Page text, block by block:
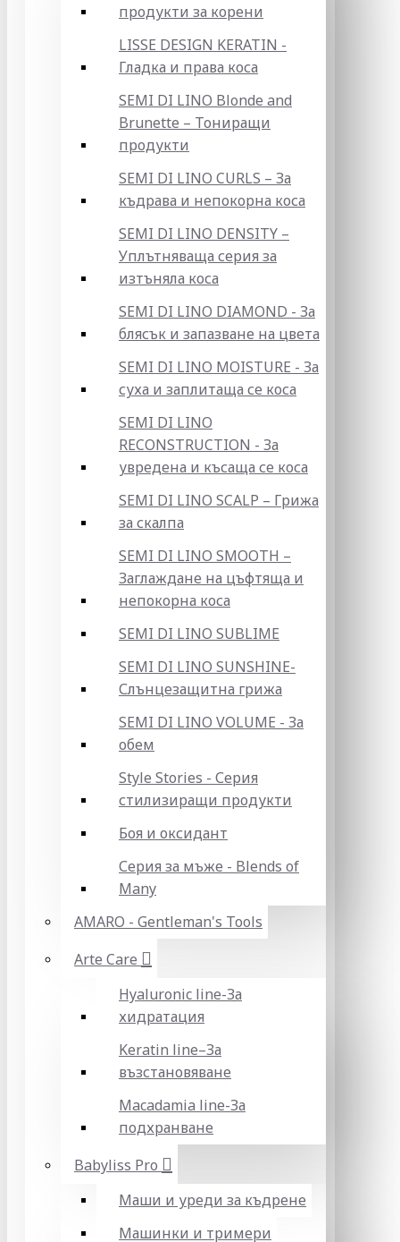
продукти за корени
LISSE DESIGN KERATIN -
Гладка и права коса
SEMI DI LINO Blonde and
Brunette – Тониращи
продукти
SEMI DI LINO CURLS – За
къдрава и непокорна коса
SEMI DI LINO DENSITY –
Уплътняваща серия за
изтъняла коса
SEMI DI LINO DIAMOND - За
блясък и запазване на цвета
SEMI DI LINO MOISTURE - За
суха и заплитаща се коса
SEMI DI LINO
RECONSTRUCTION - За
увредена и късаща се коса
SEMI DI LINO SCALP – Грижа
за скалпа
SEMI DI LINO SMOOTH –
Заглаждане на цъфтяща и
непокорна коса
SEMI DI LINO SUBLIME
SEMI DI LINO SUNSHINE-
Слънцезащитна грижа
SEMI DI LINO VOLUME - За
обем
Style Stories - Серия
стилизиращи продукти
Боя и оксидант
Серия за мъже - Blends of
Many
AMARO - Gentleman's Tools
Arte Care
Hyaluronic line-За
хидратация
Keratin line–За
възстановяване
Macadamia line-За
подхранване
Babyliss Pro
Маши и уреди за къдрене
Машинки и тримери